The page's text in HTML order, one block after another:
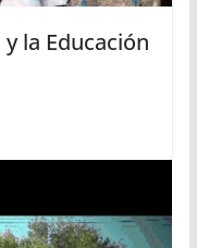
la Educación